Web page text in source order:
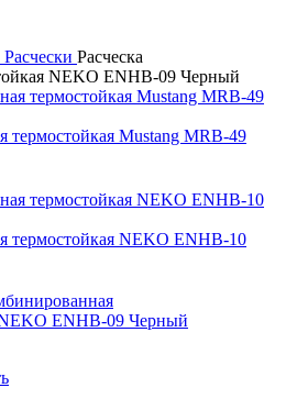
Расчески Расческа
NEKO ENHB-09 Черный
термостойкая Mustang MRB-49
термостойкая NEKO ENHB-10